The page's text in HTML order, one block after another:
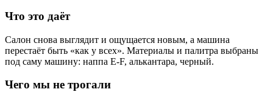
Что это даёт
Салон снова выглядит и ощущается новым, а машина
перестаёт быть «как у всех». Материалы и палитра выбраны
под саму машину: наппа E-F, алькантара, черный.
Чего мы не трогали